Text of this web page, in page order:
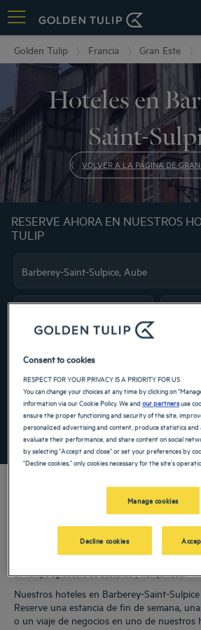
Golden Tulip Francia Gran Este
Hoteles en
Saint-
VOLVER A LA PÁGINA DE GRAN
RESERVE AHORA EN NUESTROS
TULIP
Navigate forward to interact with the calendar
ENCONTRAR UN HOTEL
Añadir un código especial
Nuestros hoteles Golden Tulip le dan la
Restaurantes, aparcamiento, sala de reuniones
hacemos todo lo que está en nuestras manos para
un tiempo agradable de descanso y tranquilidad.
Nuestros hoteles en Barberey-Saint-Sulpice
Reserve una estancia de fin de semana,
o un viaje de negocios en uno de nuestros
Consent to cookies
RESPECT FOR YOUR PRIVACY IS A PRIORITY FOR US
You can change your choices at any time by clicking on
information via our Cookie Policy. We andour partnersuse
ensure the proper functioning and security of the site,
personalized advertising and content, produce statistics
evaluate their performance, and share content on social
by selecting "Accept and close" or set your preferences by
"Decline cookies," only cookies necessary for the site's
Manage cookies
Decline cookies